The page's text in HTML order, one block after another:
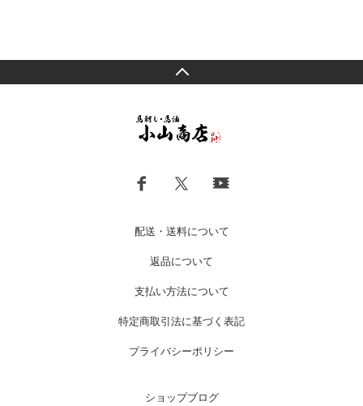
配送・送料について
返品について
支払い方法について
特定商取引法に基づく表記
プライバシーポリシー
ショップブログ